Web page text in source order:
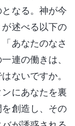
なる。神が今
述べる以下の
あなたのなさ
連の働きは、
ないですか。
にあなたを裏
創造し、その